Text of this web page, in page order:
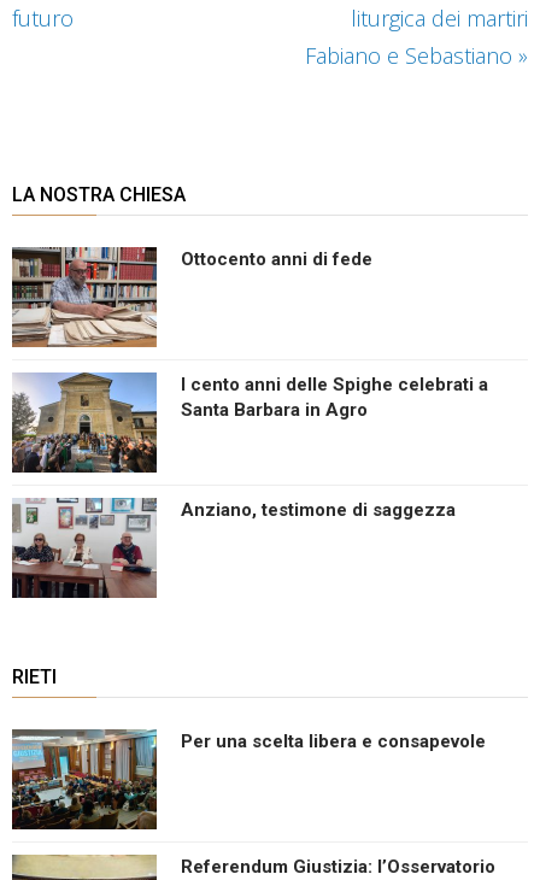
futuro
liturgica dei martiri
Fabiano e Sebastiano »
LA NOSTRA CHIESA
Ottocento anni di fede
I cento anni delle Spighe celebrati a
Santa Barbara in Agro
Anziano, testimone di saggezza
RIETI
Per una scelta libera e consapevole
Referendum Giustizia: l’Osservatorio